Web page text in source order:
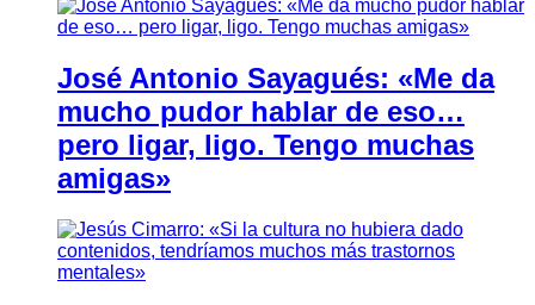
José Antonio Sayagués: «Me da
mucho pudor hablar de eso…
pero ligar, ligo. Tengo muchas
amigas»